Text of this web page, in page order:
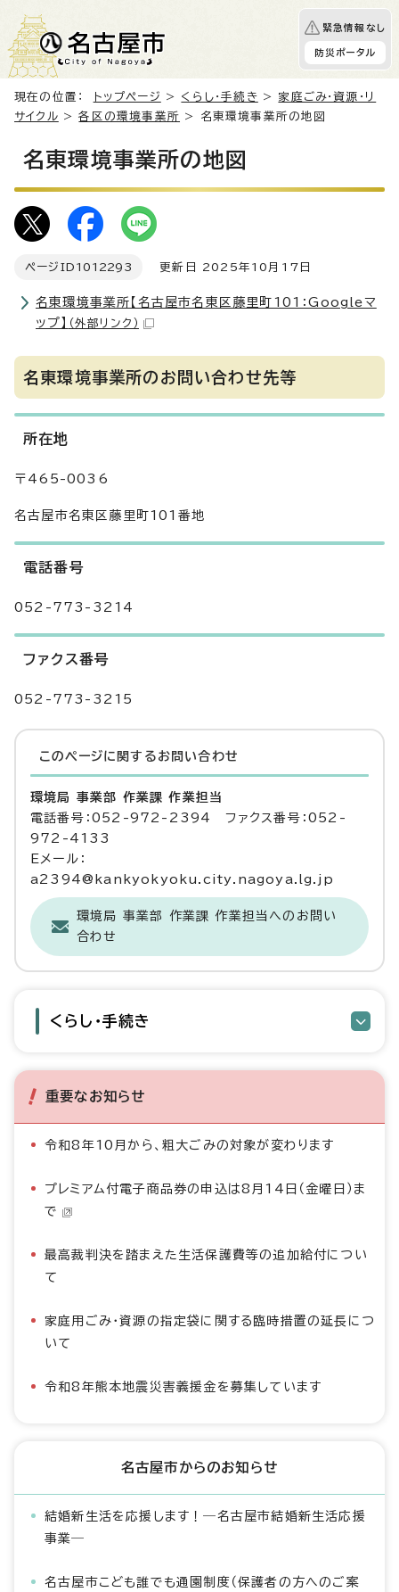
緊急情報なし
防災ポータル
現在の位置： トップページ > くらし・手続き > 家庭ごみ・資源・リ
サイクル >各区の環境事業所 > 名東環境事業所の地図
名東環境事業所の地図
ページID 1012293 更新日 2025年10月17日
名東環境事業所【名古屋市名東区藤里町101：Googleマ
ップ】 （外部リンク）
名東環境事業所のお問い合わせ先等
所在地
〒465-0036
名古屋市名東区藤里町101番地
電話番号
052-773-3214
ファクス番号
052-773-3215
このページに関する お問い合わせ
環境局 事業部 作業課 作業担当
電話番号：052-972-2394 ファクス番号：052-
972-4133
Eメール：
a2394@kankyokyoku.city.nagoya.lg.jp
環境局 事業部 作業課 作業担当へのお問い
合わせ
くらし・手続き
重要なお知らせ
令和8年10月から、粗大ごみの対象が変わります
プレミアム付電子商品券の申込は8月14日（金曜日）ま
で
最高裁判決を踏まえた生活保護費等の追加給付につい
て
家庭用ごみ・資源の指定袋に関する臨時措置の延長につ
いて
令和8年熊本地震災害義援金を募集しています
名古屋市からのお知らせ
結婚新生活を応援します！―名古屋市結婚新生活応援
事業―
名古屋市こども誰でも通園制度（保護者の方へのご案